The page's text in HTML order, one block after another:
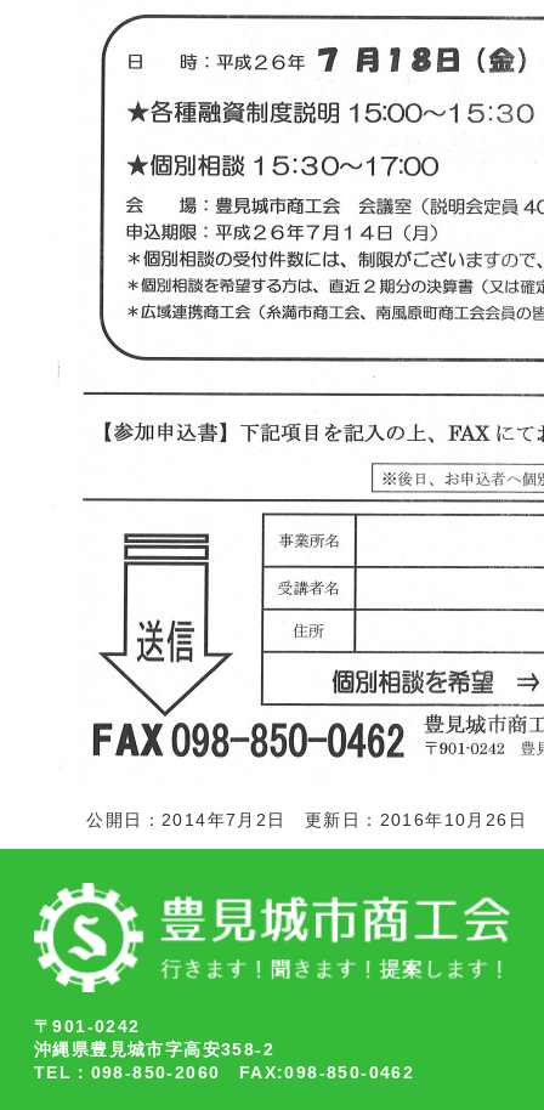
公開日：2014年7月2日 更新日：2016年10月26日
〒901-0242
沖縄県豊見城市字高安358-2
TEL：098-850-2060 FAX:098-850-0462